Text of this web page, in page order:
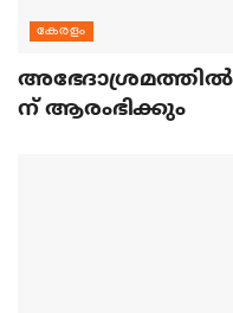
കേരളം
ന് ആരംഭിക്കും